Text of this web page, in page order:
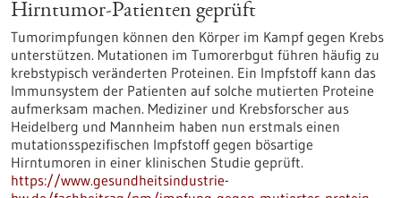
Hirntumor-Patienten geprüft
Tumorimpfungen können den Körper im Kampf gegen Krebs
unterstützen. Mutationen im Tumorerbgut führen häufig zu
krebstypisch veränderten Proteinen. Ein Impfstoff kann das
Immunsystem der Patienten auf solche mutierten Proteine
aufmerksam machen. Mediziner und Krebsforscher aus
Heidelberg und Mannheim haben nun erstmals einen
mutationsspezifischen Impfstoff gegen bösartige
Hirntumoren in einer klinischen Studie geprüft.
https://www.gesundheitsindustrie-